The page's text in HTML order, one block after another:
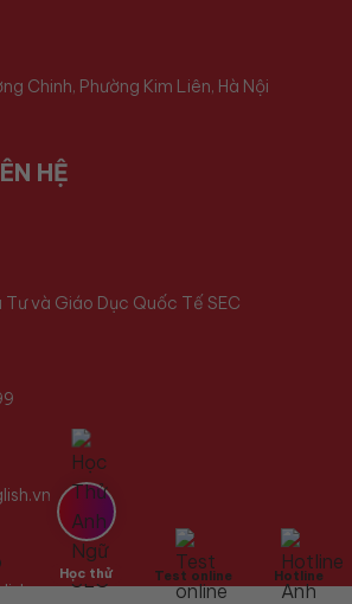
Chinh, Phường Kim Liên, Hà Nội
HỆ
Tư và Giáo Dục Quốc Tế SEC
Học thử Test online Hotline